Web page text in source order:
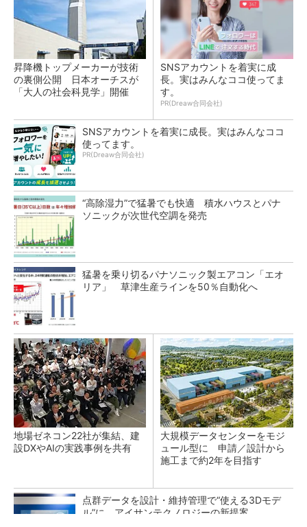
昇降機トップメーカーが技術
の裏側公開 日本オーチスが
「大人の社会科見学」開催
SNSアカウントを着実に成
長。実はみんなココ使ってま
す。
PR(Dreaw合同会社)
SNSアカウントを着実に成長。実はみんなココ
使ってます。
PR(Dreaw合同会社)
“高除湿力”で猛暑でも快適 積水ハウスとパナ
ソニックが次世代空調を発売
猛暑を乗り切るパナソニック製エアコン「エオ
リア」 草津生産ラインを50％自動化へ
地場ゼネコン22社が集結、建
設DXやAIの実践事例を共有
大規模データセンターをモジ
ュール型に 申請／設計から
施工まで約2年を目指す
点群データを設計・維持管理で“使える3Dモデ
ル”に アイサンテクノロジーの新提案